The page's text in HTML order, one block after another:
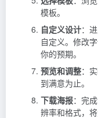
模板。
自定义设计：
自定义。修改
你的预期。
预览和调整：
到满意为止。
下载海报：完
辨率和格式，